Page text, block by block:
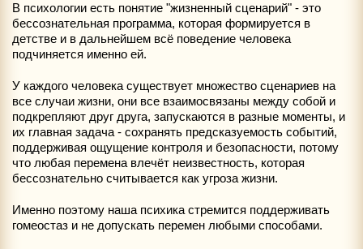
В психологии есть понятие "жизненный сценарий" - это
бессознательная программа, которая формируется в
детстве и в дальнейшем всё поведение человека
подчиняется именно ей.
У каждого человека существует множество сценариев на
все случаи жизни, они все взаимосвязаны между собой и
подкрепляют друг друга, запускаются в разные моменты, и
их главная задача - сохранять предсказуемость событий,
поддерживая ощущение контроля и безопасности, потому
что любая перемена влечёт неизвестность, которая
бессознательно считывается как угроза жизни.
Именно поэтому наша психика стремится поддерживать
гомеостаз и не допускать перемен любыми способами.